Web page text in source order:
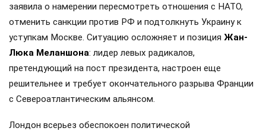
заявила о намерении пересмотреть отношения с НАТО,
отменить санкции против РФ и подтолкнуть Украину к
уступкам Москве. Ситуацию осложняет и позиция Жан-
Люка Меланшона: лидер левых радикалов,
претендующий на пост президента, настроен еще
решительнее и требует окончательного разрыва Франции
с Североатлантическим альянсом.
Лондон всерьез обеспокоен политической